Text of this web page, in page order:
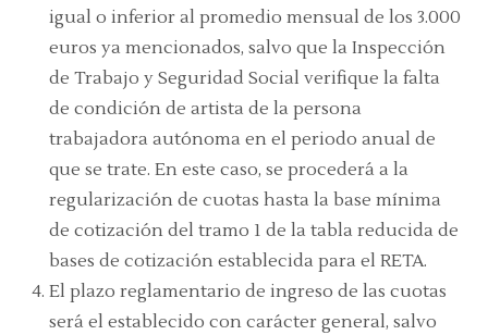
igual o inferior al promedio mensual de los 3.000
euros ya mencionados, salvo que la Inspección
de Trabajo y Seguridad Social verifique la falta
de condición de artista de la persona
trabajadora autónoma en el periodo anual de
que se trate. En este caso, se procederá a la
regularización de cuotas hasta la base mínima
de cotización del tramo 1 de la tabla reducida de
bases de cotización establecida para el RETA.
El plazo reglamentario de ingreso de las cuotas
será el establecido con carácter general, salvo